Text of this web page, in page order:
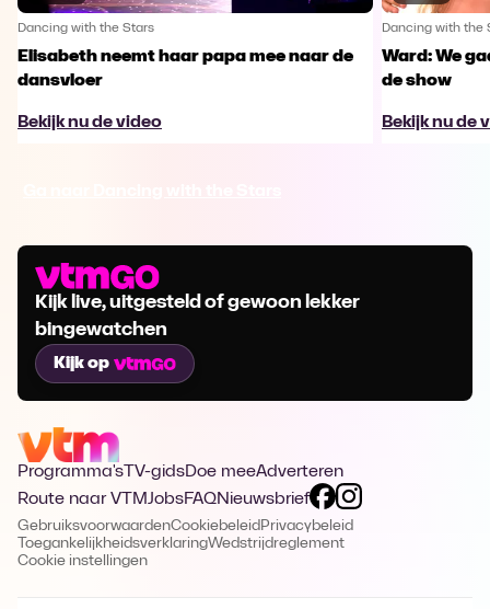
Dancing with the Stars
Elisabeth neemt haar papa mee naar de
dansvloer
Bekijk nu de video
Dancing with the
Ward: We
de show
Bekijk nu de
Kijk live, uitgesteld of gewoon lekker
bingewatchen
Kijk op
Programma's TV-gidsDoe meeAdverteren
Route naar VTMJobsFAQNieuwsbrief
GebruiksvoorwaardenCookiebeleid Privacybeleid
ToegankelijkheidsverklaringWedstrijdreglement
Cookie instellingen